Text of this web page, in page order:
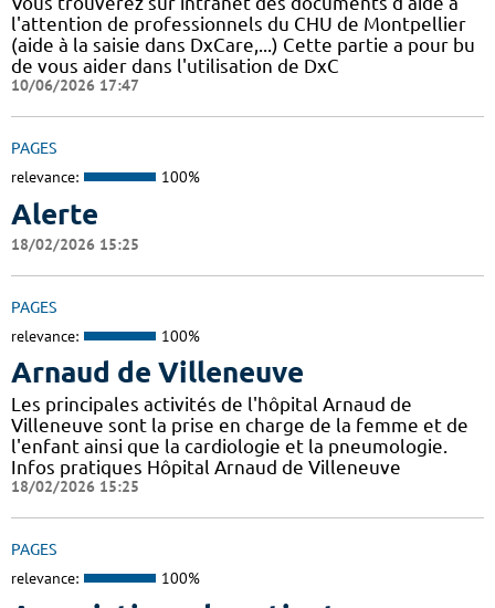
l'attention de professionnels du CHU de Montpellier
(aide à la saisie dans DxCare,...) Cette partie a pour bu
de vous aider dans l'utilisation de DxC
10/06/2026 17:47
PAGES
relevance: 100%
Alerte
18/02/2026 15:25
PAGES
relevance: 100%
Arnaud de Villeneuve
Les principales activités de l'hôpital Arnaud de
Villeneuve sont la prise en charge de la femme et de
l'enfant ainsi que la cardiologie et la pneumologie.
Infos pratiques Hôpital Arnaud de Villeneuve
18/02/2026 15:25
PAGES
relevance: 100%